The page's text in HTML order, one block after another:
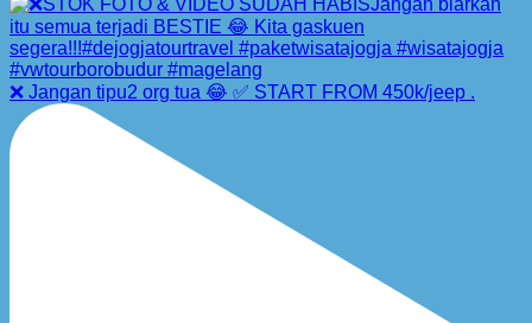
❌ Jangan tipu2 org tua 😂 ✅ START FROM 450k/jeep .